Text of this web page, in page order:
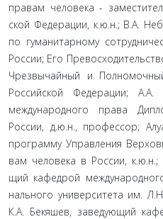
правам человека -
ской Федерации, к.ю.н.; В.А.
по гуманитарному
России; Его
Чрезвычайный и
Российской Федерации; А.А.
международного права
России, д.ю.н., профессор;
программу Управления
вам человека в России,
щий кафедрой
нального университета им.
К.А. Бекяшев, заведующий